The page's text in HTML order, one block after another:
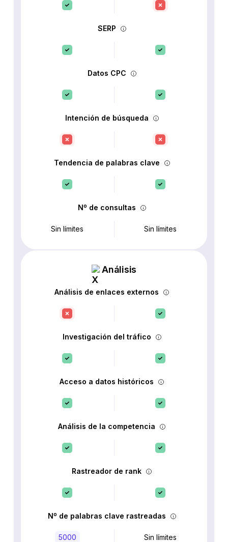
SERP
Datos CPC
Intención de búsqueda
Tendencia de palabras clave
Nº de consultas
Sin límites Sin límites
Análisis
Análisis de enlaces externos
Investigación del tráfico
Acceso a datos históricos
Análisis de la competencia
Rastreador de rank
Nº de palabras clave rastreadas
5000 Sin límites